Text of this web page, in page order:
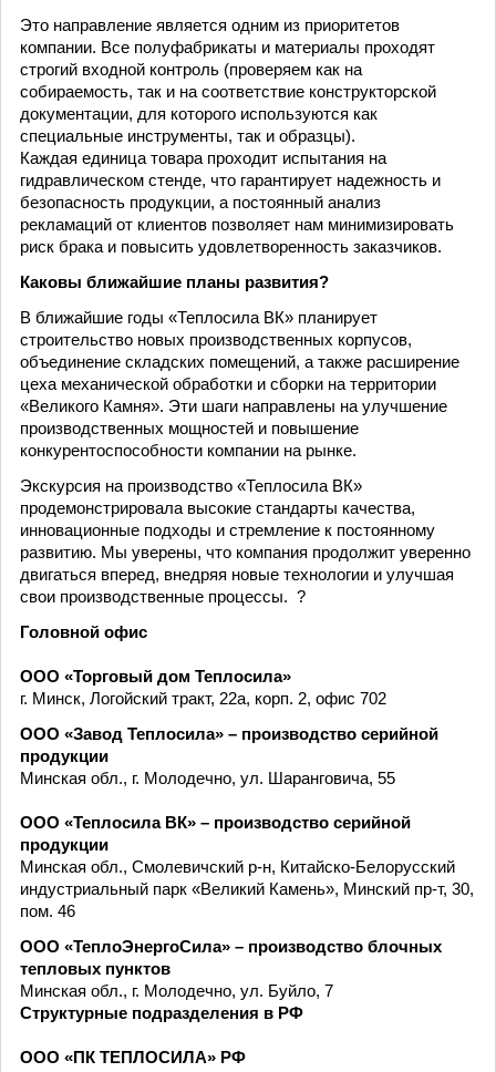
Это направление является одним из приоритетов
компании. Все полуфабрикаты и материалы проходят
строгий входной контроль (проверяем как на
собираемость, так и на соответствие конструкторской
документации, для которого используются как
специальные инструменты, так и образцы).
Каждая единица товара проходит испытания на
гидравлическом стенде, что гарантирует надежность и
безопасность продукции, а постоянный анализ
рекламаций от клиентов позволяет нам минимизировать
риск брака и повысить удовле­творенность заказчиков.
Каковы ближайшие планы развития?
В ближайшие годы «Теплосила ВК» планирует
строительство новых производственных корпусов,
объединение складских помещений, а также расширение
цеха механической обработки и сборки на территории
«Великого Камня». Эти шаги направлены на улучшение
производственных мощностей и повышение
конкурентоспособности компании на рынке.
Экскурсия на производство «Теплосила ВК»
продемонстрировала высокие стандарты качества,
инновационные подходы и стремление к постоянному
развитию. Мы уверены, что компания продолжит уверенно
двигаться вперед, внедряя новые технологии и улучшая
свои производственные процессы. ?
Головной офис
ООО «Торговый дом Теплосила»
г. Минск, Логойский тракт, 22а, корп. 2, офис 702
ООО «Завод Теплосила» – производство серийной
продукции
Минская обл., г. Молодечно, ул. Шаранговича, 55
ООО «Теплосила ВК» – производство серийной
продукции
Минская обл., Смолевичский р-н, Китайско-Белорусский
индустриальный парк «Великий Камень», Минский пр-т, 30,
пом. 46
ООО «ТеплоЭнергоСила» – производство блочных
тепловых пунктов
Минская обл., г. Молодечно, ул. Буйло, 7
Структурные подразделения в РФ
ООО «ПК ТЕПЛОСИЛА» РФ